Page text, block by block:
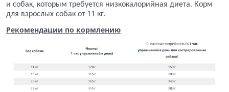
и собак, которым требуется низкокалорийная диета. Корм
для взрослых собак от 11 кг.
Рекомендации по кормлению